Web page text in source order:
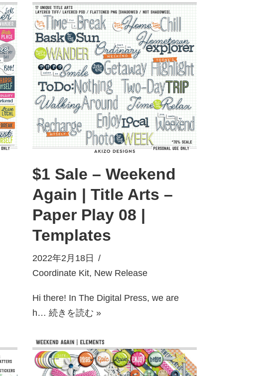
$1 Sale – Weekend
Again | Title Arts –
Paper Play 08 |
Templates
2022年2月18日
Coordinate Kit, New Release
Hi there! In The Digital Press, we are
h… 続きを読む »